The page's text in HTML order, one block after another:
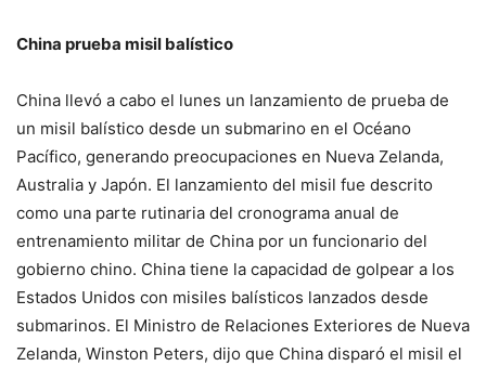
China prueba misil balístico
China llevó a cabo el lunes un lanzamiento de prueba de
un misil balístico desde un submarino en el Océano
Pacífico, generando preocupaciones en Nueva Zelanda,
Australia y Japón. El lanzamiento del misil fue descrito
como una parte rutinaria del cronograma anual de
entrenamiento militar de China por un funcionario del
gobierno chino. China tiene la capacidad de golpear a los
Estados Unidos con misiles balísticos lanzados desde
submarinos. El Ministro de Relaciones Exteriores de Nueva
Zelanda, Winston Peters, dijo que China disparó el misil el